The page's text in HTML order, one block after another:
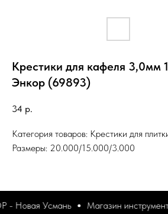
Крестики для кафеля 3,0мм
Энкор (69893)
34 р.
Категория товаров: Крестики для
Размеры: 20.000/15.000/3.000
- Новая Усмань Магазин